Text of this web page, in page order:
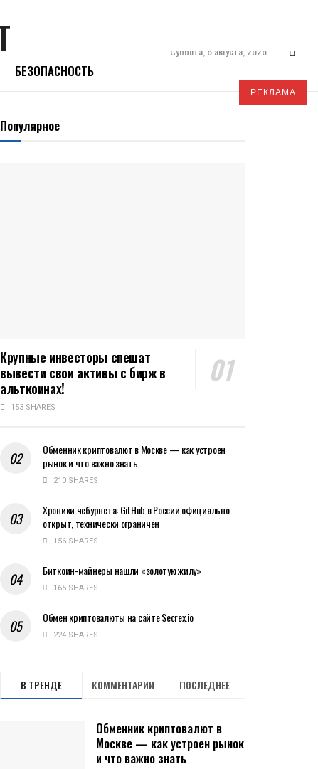
БЕЗОПАСНОСТЬ
Суббота, 8 августа, 2026
РЕКЛАМА
Популярное
Крупные инвесторы спешат
вывести свои активы с бирж в
альткоинах!
153 SHARES
Обменник криптовалют в Москве — как устроен
рынок и что важно знать
210 SHARES
Хроники чебурнета: GitHub в России официально
открыт, технически ограничен
156 SHARES
Биткоин-майнеры нашли «золотую жилу»
165 SHARES
Обмен криптовалюты на сайте Secrex.io
224 SHARES
В ТРЕНДЕ КОММЕНТАРИИ ПОСЛЕДНЕЕ
Обменник криптовалют в
Москве — как устроен рынок
и что важно знать